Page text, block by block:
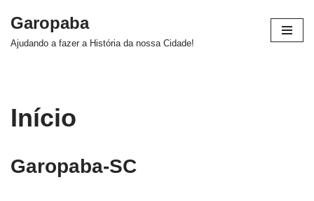
Pular
Garopaba
Ajudando a fazer a História da nossa Cidade!
Início
Garopaba-SC